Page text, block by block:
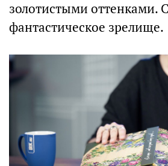
золотистыми оттенками.
фантастическое зрелище.